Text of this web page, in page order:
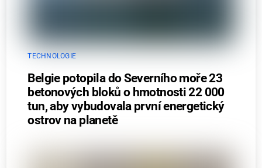
TECHNOLOGIE
Belgie potopila do Severního moře 23
betonových bloků o hmotnosti 22 000
tun, aby vybudovala první energetický
ostrov na planetě